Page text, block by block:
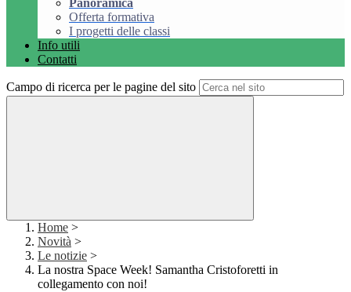
Panoramica
Offerta formativa
I progetti delle classi
Info utili
Contatti
Campo di ricerca per le pagine del sito
Home >
Novità >
Le notizie >
La nostra Space Week! Samantha Cristoforetti in
collegamento con noi!